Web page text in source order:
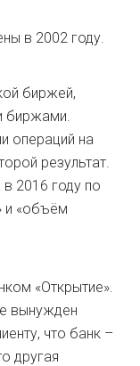
в 2002 году.
биржей,
биржами.
операций на
результат.
2016 году по
и «объём
«Открытие».
вынужден
что банк –
другая